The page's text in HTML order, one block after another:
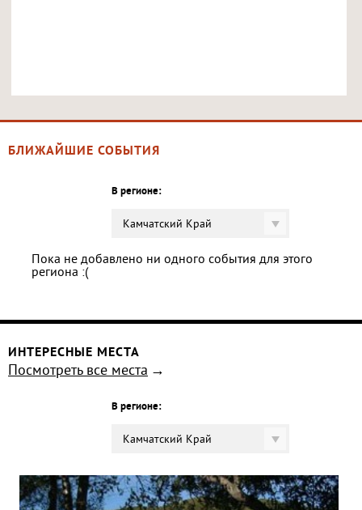
БЛИЖАЙШИЕ СОБЫТИЯ
В регионе:
Камчатский Край
Пока не добавлено ни одного события для этого
региона :(
ИНТЕРЕСНЫЕ МЕСТА
Посмотреть все места
В регионе:
Камчатский Край